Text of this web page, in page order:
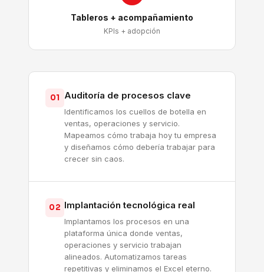
Tableros + acompañamiento
KPIs + adopción
01 Auditoría de procesos clave
Identificamos los cuellos de botella en
ventas, operaciones y servicio.
Mapeamos cómo trabaja hoy tu empresa
y diseñamos cómo debería trabajar para
crecer sin caos.
02 Implantación tecnológica real
Implantamos los procesos en una
plataforma única donde ventas,
operaciones y servicio trabajan
alineados. Automatizamos tareas
repetitivas y eliminamos el Excel eterno.